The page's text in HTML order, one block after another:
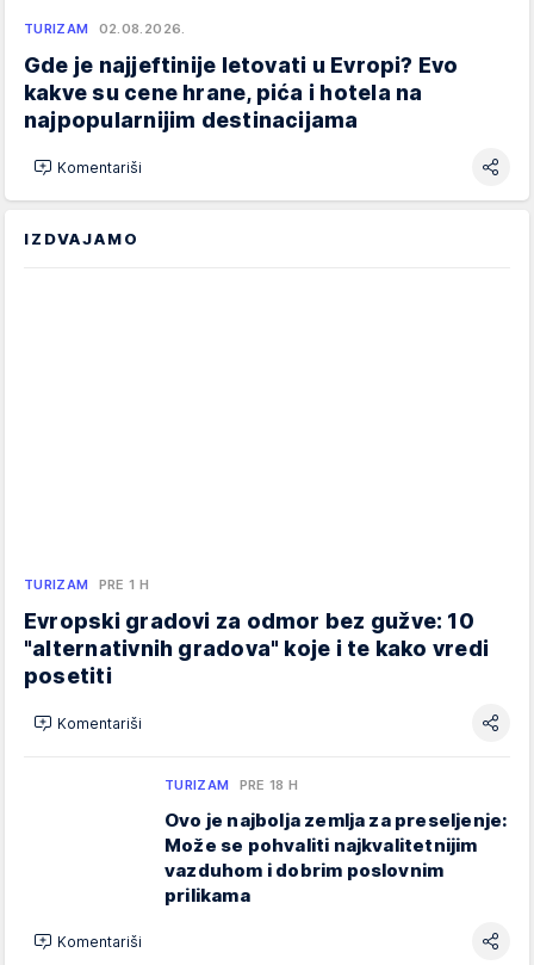
TURIZAM 02.08.2026.
Gde je najjeftinije letovati u Evropi? Evo
kakve su cene hrane, pića i hotela na
najpopularnijim destinacijama
Komentariši
IZDVAJAMO
TURIZAM PRE 1 H
Evropski gradovi za odmor bez gužve: 10
"alternativnih gradova" koje i te kako vredi
posetiti
Komentariši
TURIZAM PRE 18 H
Ovo je najbolja zemlja za preseljenje:
Može se pohvaliti najkvalitetnijim
vazduhom i dobrim poslovnim
prilikama
Komentariši